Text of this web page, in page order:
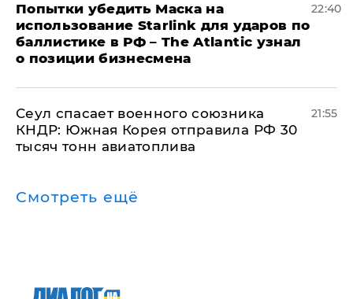
Попытки убедить Маска на
использование Starlink для ударов по
баллистике в РФ – The Atlantic узнал
о позиции бизнесмена
22:40
​Сеул спасает военного союзника
КНДР: Южная Корея отправила РФ 30
тысяч тонн авиатоплива
21:55
Смотреть ещё